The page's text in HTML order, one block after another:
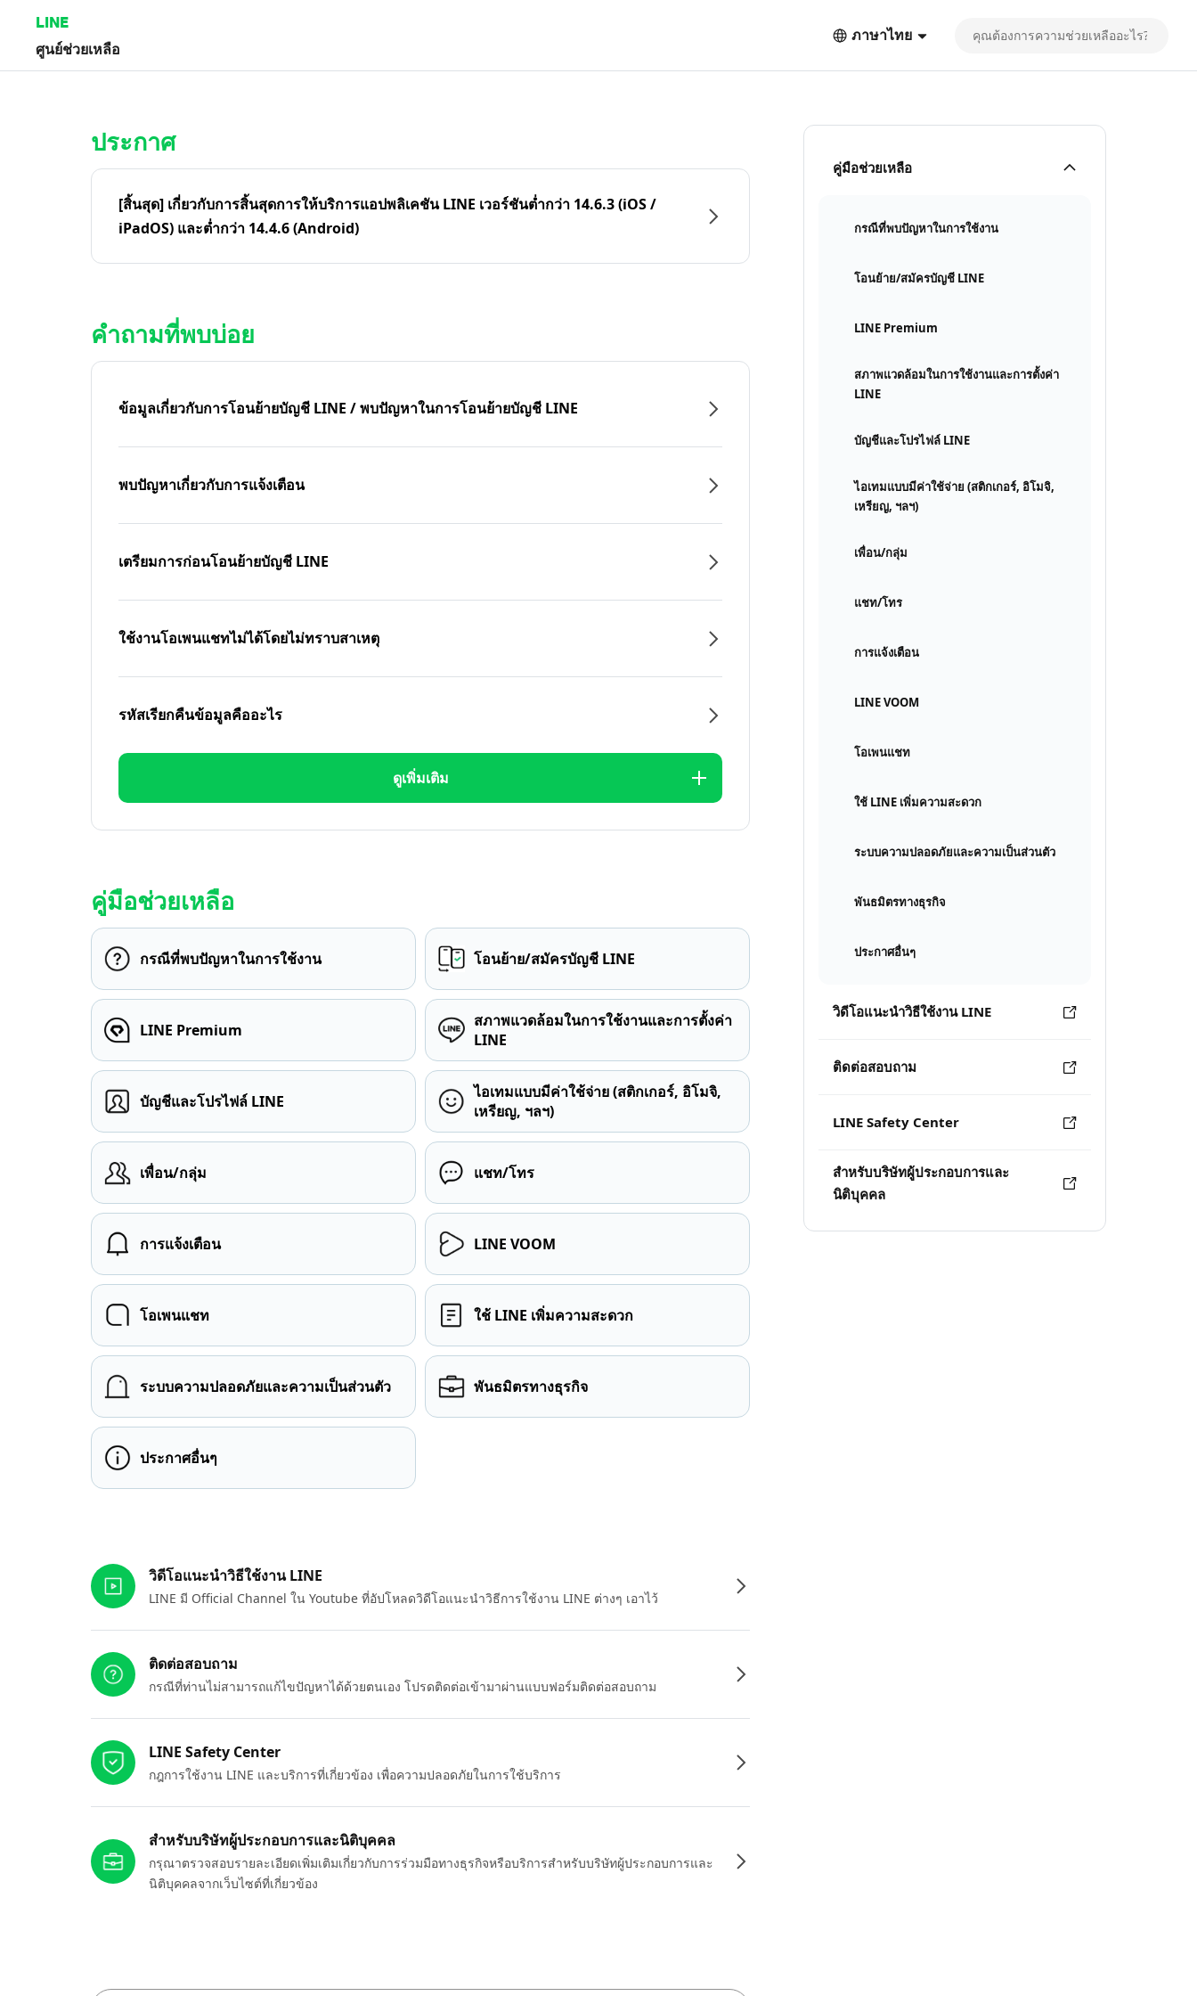
LINE
ศูนย์ช่วยเหลือ
ภาษาไทย
คู่มือช่วยเหลือ
กรณีที่พบปัญหาในการใช้งาน
โอนย้าย/สมัครบัญชี LINE
LINE Premium
สภาพแวดล้อมในการใช้งานและการตั้งค่า
LINE
บัญชีและโปรไฟล์ LINE
ไอเทมแบบมีค่าใช้จ่าย (สติกเกอร์, อิโมจิ,
เหรียญ, ฯลฯ)
เพื่อน/กลุ่ม
แชท/โทร
การแจ้งเตือน
LINE VOOM
โอเพนแชท
ใช้ LINE เพิ่มความสะดวก
ระบบความปลอดภัยและความเป็นส่วนตัว
พันธมิตรทางธุรกิจ
ประกาศอื่นๆ
วิดีโอแนะนำวิธีใช้งาน LINE
ติดต่อสอบถาม
LINE Safety Center
สำหรับบริษัทผู้ประกอบการและ
นิติบุคคล
ประกาศ
[สิ้นสุด] เกี่ยวกับการสิ้นสุดการให้บริการแอปพลิเคชัน LINE เวอร์ชันต่ำกว่า 14.6.3 (iOS /
iPadOS) และต่ำกว่า 14.4.6 (Android)
คำถามที่พบบ่อย
ข้อมูลเกี่ยวกับการโอนย้ายบัญชี LINE / พบปัญหาในการโอนย้ายบัญชี LINE
พบปัญหาเกี่ยวกับการแจ้งเตือน
เตรียมการก่อนโอนย้ายบัญชี LINE
ใช้งานโอเพนแชทไม่ได้โดยไม่ทราบสาเหตุ
รหัสเรียกคืนข้อมูลคืออะไร
ดูเพิ่มเติม
คู่มือช่วยเหลือ
กรณีที่พบปัญหาในการใช้งาน โอนย้าย/สมัครบัญชี LINE
LINE Premium
สภาพแวดล้อมในการใช้งานและการตั้งค่า
LINE
บัญชีและโปรไฟล์ LINE
ไอเทมแบบมีค่าใช้จ่าย (สติกเกอร์, อิโมจิ,
เหรียญ, ฯลฯ)
เพื่อน/กลุ่ม แชท/โทร
การแจ้งเตือน LINE VOOM
โอเพนแชท ใช้ LINE เพิ่มความสะดวก
ระบบความปลอดภัยและความเป็นส่วนตัว พันธมิตรทางธุรกิจ
ประกาศอื่นๆ
วิดีโอแนะนำวิธีใช้งาน LINE
LINE มี Official Channel ใน Youtube ที่อัปโหลดวิดีโอแนะนำวิธีการใช้งาน LINE ต่างๆ เอาไว้
ติดต่อสอบถาม
กรณีที่ท่านไม่สามารถแก้ไขปัญหาได้ด้วยตนเอง โปรดติดต่อเข้ามาผ่านแบบฟอร์มติดต่อสอบถาม
LINE Safety Center
กฎการใช้งาน LINE และบริการที่เกี่ยวข้อง เพื่อความปลอดภัยในการใช้บริการ
สำหรับบริษัทผู้ประกอบการและนิติบุคคล
กรุณาตรวจสอบรายละเอียดเพิ่มเติมเกี่ยวกับการร่วมมือทางธุรกิจหรือบริการสำหรับบริษัทผู้ประกอบการและ
นิติบุคคลจากเว็บไซต์ที่เกี่ยวข้อง